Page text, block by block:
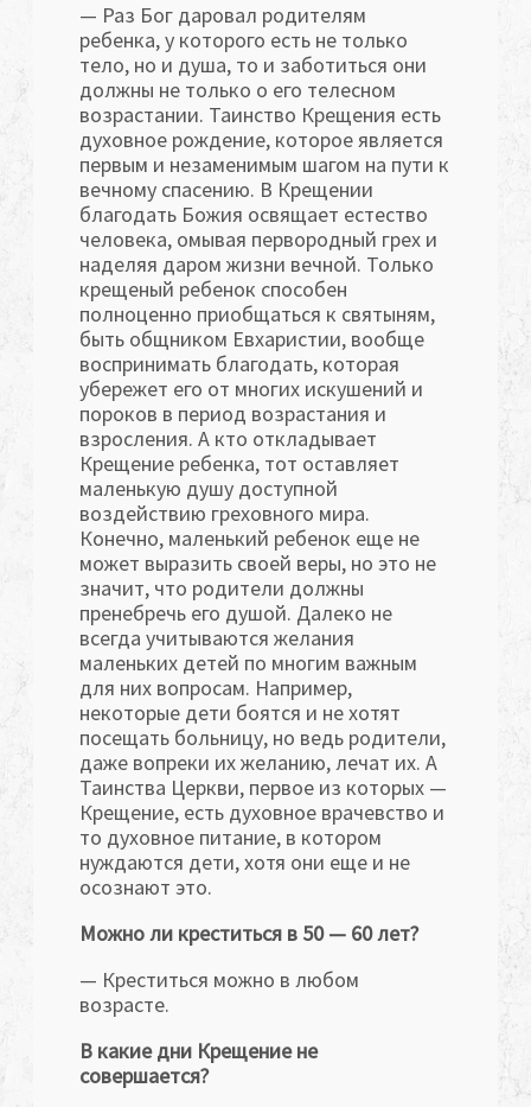
— Раз Бог даровал родителям
ребенка, у которого есть не только
тело, но и душа, то и заботиться они
должны не только о его телесном
возрастании. Таинство Крещения есть
духовное рождение, которое является
первым и незаменимым шагом на пути к
вечному спасению. В Крещении
благодать Божия освящает естество
человека, омывая первородный грех и
наделяя даром жизни вечной. Только
крещеный ребенок способен
полноценно приобщаться к святыням,
быть общником Евхаристии, вообще
воспринимать благодать, которая
убережет его от многих искушений и
пороков в период возрастания и
взросления. А кто откладывает
Крещение ребенка, тот оставляет
маленькую душу доступной
воздействию греховного мира.
Конечно, маленький ребенок еще не
может выразить своей веры, но это не
значит, что родители должны
пренебречь его душой. Далеко не
всегда учитываются желания
маленьких детей по многим важным
для них вопросам. Например,
некоторые дети боятся и не хотят
посещать больницу, но ведь родители,
даже вопреки их желанию, лечат их. А
Таинства Церкви, первое из которых —
Крещение, есть духовное врачевство и
то духовное питание, в котором
нуждаются дети, хотя они еще и не
осознают это.
Можно ли креститься в 50 — 60 лет?
— Креститься можно в любом
возрасте.
В какие дни Крещение не
совершается?